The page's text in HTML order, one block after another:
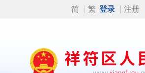
简 繁 登录 注册